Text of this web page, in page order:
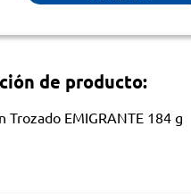
de producto:
Trozado EMIGRANTE 184 g